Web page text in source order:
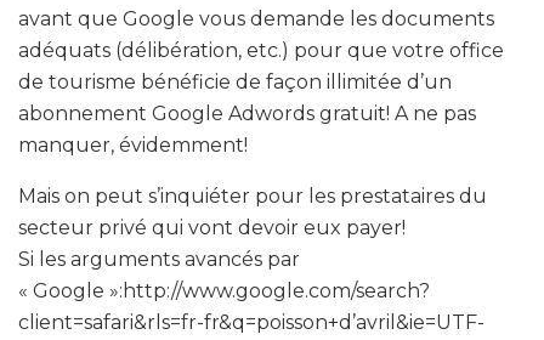
avant que Google vous demande les documents
adéquats (délibération, etc.) pour que votre office
de tourisme bénéficie de façon illimitée d’un
abonnement Google Adwords gratuit! A ne pas
manquer, évidemment!
Mais on peut s’inquiéter pour les prestataires du
secteur privé qui vont devoir eux payer!
Si les arguments avancés par
« Google »:http://www.google.com/search?
client=safari&rls=fr-fr&q=poisson+d’avril&ie=UTF-